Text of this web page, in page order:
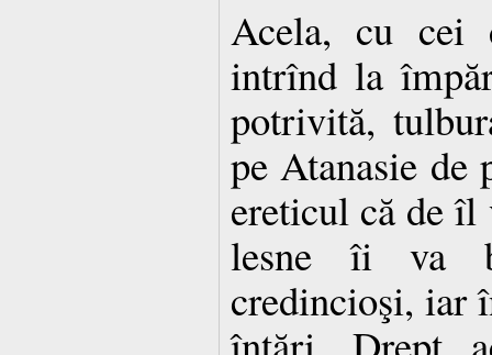
Acela, cu cei
intrînd la
potrivită,
pe Atanasie de
ereticul că de îl
lesne îi va
credincioşi, iar
întări. Drept